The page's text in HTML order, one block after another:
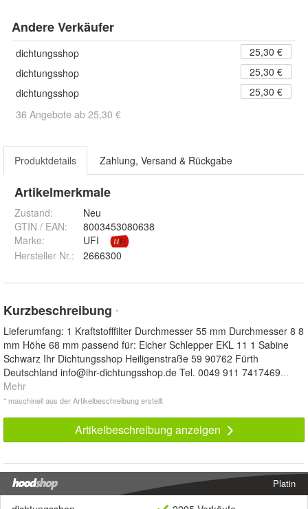
Andere Verkäufer
dichtungsshop
25,30 €
dichtungsshop
25,30 €
dichtungsshop
25,30 €
36 Angebote ab 25,30 €
Produktdetails Zahlung, Versand & Rückgabe
Artikelmerkmale
Zustand:
Neu
GTIN / EAN:
8003453080638
Marke:
UFI
Hersteller Nr.:
2666300
Kurzbeschreibung *
Lieferumfang: 1 Kraftstofffilter Durchmesser 55 mm Durchmesser 8 8
mm Höhe 68 mm passend für: Eicher Schlepper EKL 11 1 Sabine
Schwarz Ihr Dichtungsshop Heiligenstraße 59 90762 Fürth
Deutschland info@ihr-dichtungsshop.de Tel. 0049 911 7417469...
Mehr
* maschinell aus der Artikelbeschreibung erstellt
Artikelbeschreibung anzeigen
Platin